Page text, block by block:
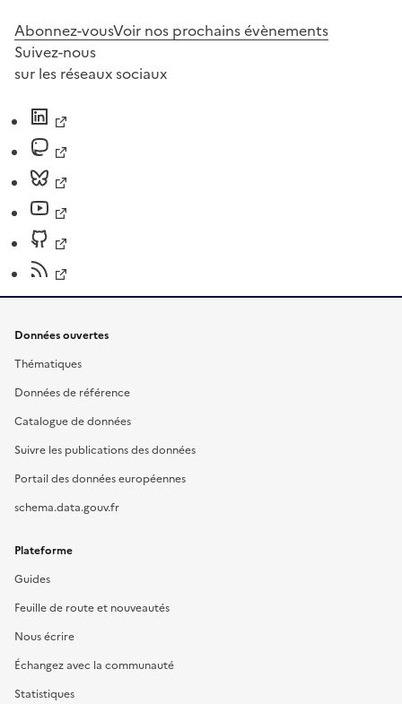
Abonnez-vousVoir nos prochains évènements
Suivez-nous
sur les réseaux sociaux
Données ouvertes
Thématiques
Données de référence
Catalogue de données
Suivre les publications des données
Portail des données européennes
schema.data.gouv.fr
Plateforme
Guides
Feuille de route et nouveautés
Nous écrire
Échangez avec la communauté
Statistiques